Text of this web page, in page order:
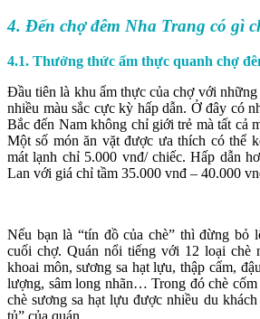
4. Đến chợ đêm Nha Trang có gì
4.1. Thưởng thức ẩm thực quanh chợ
Đầu tiên là khu ẩm thực của chợ với những
nhiều màu sắc cực kỳ hấp dẫn. Ở đây có
Bắc đến Nam không chỉ giới trẻ mà tất cả
Một số món ăn vặt được ưa thích có thể
mát lạnh chỉ 5.000 vnđ/ chiếc. Hấp dẫn
Lan với giá chỉ tầm 35.000 vnđ – 40.000
Nếu bạn là “tín đồ của chè” thì đừng bỏ
cuối chợ. Quán nổi tiếng với 12 loại chè
khoai môn, sương sa hạt lựu, thập cẩm,
lượng, sâm long nhãn… Trong đó chè
chè sương sa hạt lựu được nhiều du
tủ” của quán.